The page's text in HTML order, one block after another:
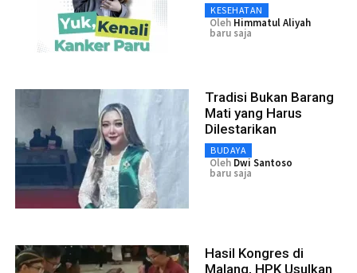
KESEHATAN
Oleh Himmatul Aliyah
baru saja
Tradisi Bukan Barang
Mati yang Harus
Dilestarikan
BUDAYA
Oleh Dwi Santoso
baru saja
Hasil Kongres di
Malang, HPK Usulkan